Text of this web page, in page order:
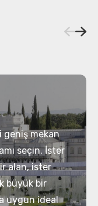
geniş mekan
seçin. İster
alan, ister
büyük bir
uygun ideal